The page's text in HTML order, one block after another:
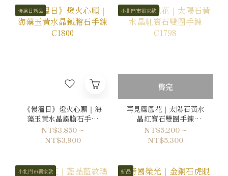
慢溫日新品
《慢溫日》燈火心願｜海
藻玉黃水晶鐵膽石手鍊
C1800
NT$3,850 ~
NT$3,900
小北門市獨家款
售完
再見鳳凰花｜太陽石黃水
晶紅寶石雙圈手鍊
C1798
NT$5,200 ~
NT$5,300
小北門市獨家款 新品